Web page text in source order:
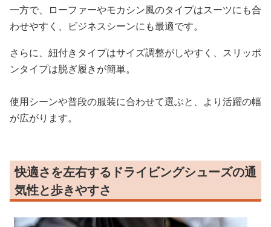
一方で、ローファーやモカシン風のタイプはスーツにも合
わせやすく、ビジネスシーンにも最適です。
さらに、紐付きタイプはサイズ調整がしやすく、スリッポ
ンタイプは脱ぎ履きが簡単。
使用シーンや普段の服装に合わせて選ぶと、より活躍の幅
が広がります。
快適さを左右するドライビングシューズの通
気性と歩きやすさ